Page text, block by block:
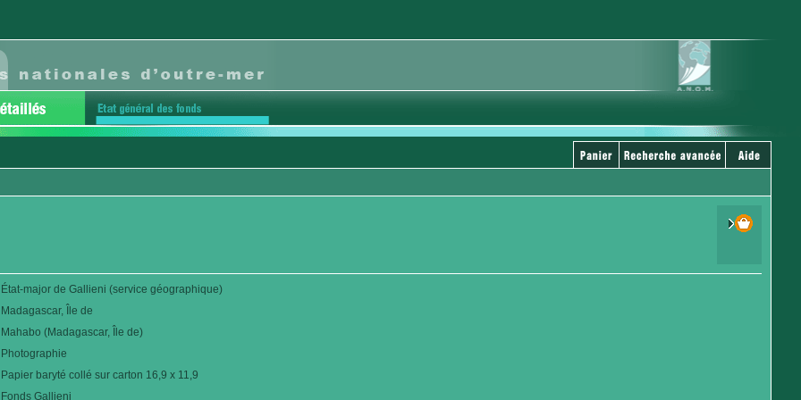
État-major de Gallieni (service géographique)
Madagascar, Île de
Mahabo (Madagascar, Île de)
Photographie
Papier baryté collé sur carton 16,9 x 11,9
Fonds Gallieni